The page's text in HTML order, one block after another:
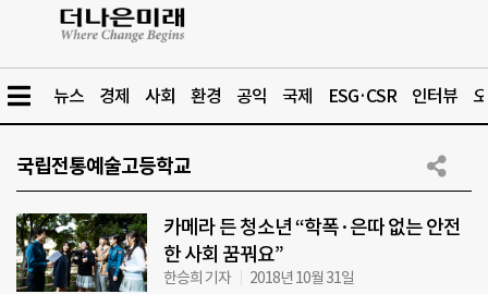
뉴스 경제 사회 환경 공익 국제 ESG·CSR 인터뷰
국립전통예술고등학교
카메라 든 청소년 “학폭·은따 없는 안전
한 사회 꿈꿔요”
한승희 기자 2018년 10월 31일